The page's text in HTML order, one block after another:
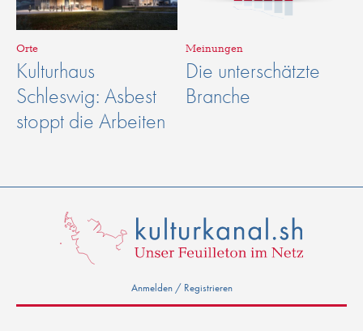
Orte
Kulturhaus
Schleswig: Asbest
stoppt die Arbeiten
Meinungen
Die unterschätzte
Branche
Anmelden / Registrieren